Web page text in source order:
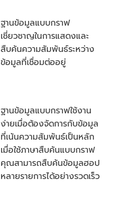
ฐานข้อมูลแบบกราฟ
เชี่ยวชาญในการแสดงและ
สืบค้นความสัมพันธ์ระหว่าง
ข้อมูลที่เชื่อมต่ออยู่
ฐานข้อมูลแบบกราฟใช้งาน
ง่ายเมื่อต้องจัดการกับข้อมูล
ที่เน้นความสัมพันธ์เป็นหลัก
เมื่อใช้ภาษาสืบค้นแบบกราฟ
คุณสามารถสืบค้นข้อมูลฮอป
หลายรายการได้อย่างรวดเร็ว